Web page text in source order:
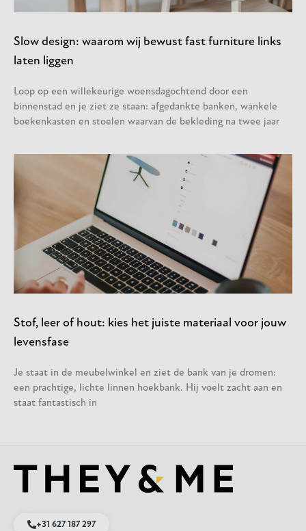
Slow design: waarom wij bewust fast furniture links
laten liggen
Loop op een willekeurige woensdagochtend door een
binnenstad en je ziet ze staan: afgedankte banken, wankele
boekenkasten en stoelen waarvan de bekleding na twee jaar
Stof, leer of hout: kies het juiste materiaal voor jouw
levensfase
Je staat in de meubelwinkel en ziet de bank van je dromen:
een prachtige, lichte linnen hoekbank. Hij voelt zacht aan en
staat fantastisch in
+31 627 187 297